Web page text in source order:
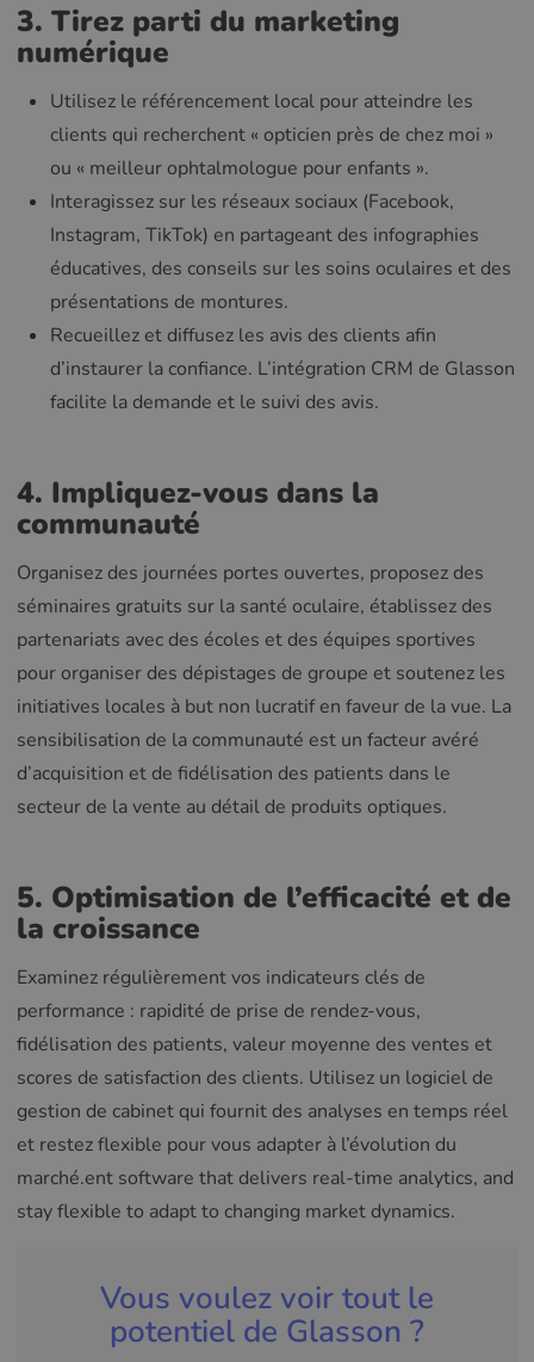
3. Tirez parti du marketing
numérique
Utilisez le référencement local pour atteindre les
clients qui recherchent « opticien près de chez moi »
ou « meilleur ophtalmologue pour enfants ».
Interagissez sur les réseaux sociaux (Facebook,
Instagram, TikTok) en partageant des infographies
éducatives, des conseils sur les soins oculaires et des
présentations de montures.
Recueillez et diffusez les avis des clients afin
d’instaurer la confiance. L’intégration CRM de Glasson
facilite la demande et le suivi des avis.
4. Impliquez-vous dans la
communauté
Organisez des journées portes ouvertes, proposez des
séminaires gratuits sur la santé oculaire, établissez des
partenariats avec des écoles et des équipes sportives
pour organiser des dépistages de groupe et soutenez les
initiatives locales à but non lucratif en faveur de la vue. La
sensibilisation de la communauté est un facteur avéré
d’acquisition et de fidélisation des patients dans le
secteur de la vente au détail de produits optiques.
5. Optimisation de l’efficacité et de
la croissance
Examinez régulièrement vos indicateurs clés de
performance : rapidité de prise de rendez-vous,
fidélisation des patients, valeur moyenne des ventes et
scores de satisfaction des clients. Utilisez un logiciel de
gestion de cabinet qui fournit des analyses en temps réel
et restez flexible pour vous adapter à l’évolution du
marché.ent software that delivers real-time analytics, and
stay flexible to adapt to changing market dynamics.
Vous voulez voir tout le
potentiel de Glasson ?